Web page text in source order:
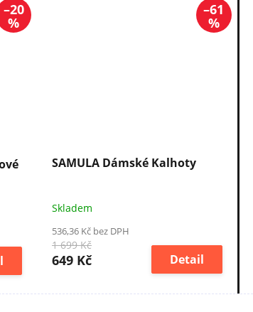
–20
%
–61
%
SAMULA Dámské Kalhoty
Skladem
536,36 Kč bez DPH
1 699 Kč
649 Kč Detail